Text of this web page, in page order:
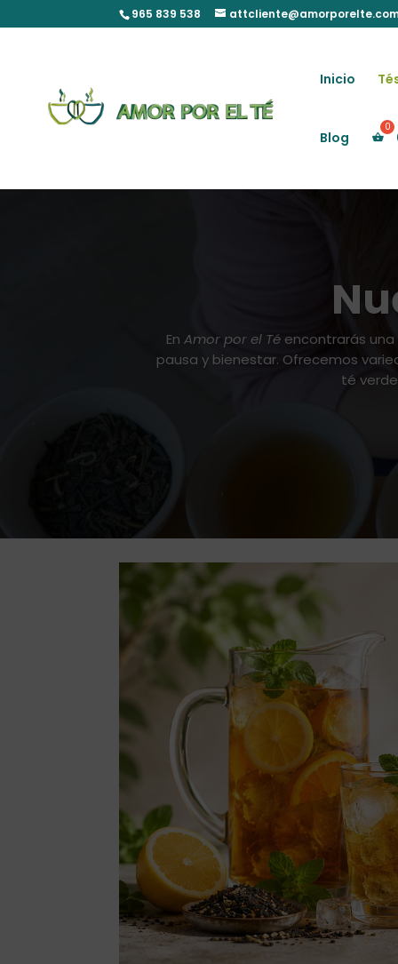
965 839 538
Inicio
Blog
En Amor por el Té encontrarás
pausa y bienestar. Ofrecemos
té